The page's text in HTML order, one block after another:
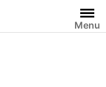
Menu